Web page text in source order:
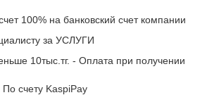
100% на банковский счет компании
за УСЛУГИ
10тыс.тг. - Оплата при получении
счету KaspiPay